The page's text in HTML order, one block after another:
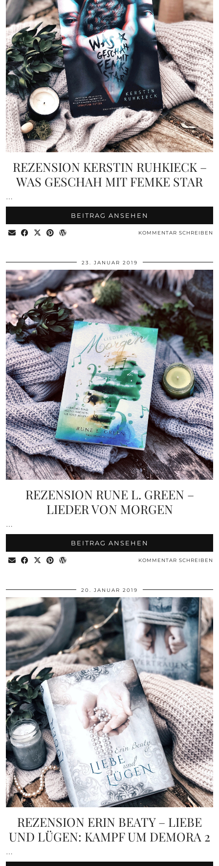
REZENSION KERSTIN RUHKIECK –
WAS GESCHAH MIT FEMKE STAR
…
BEITRAG ANSEHEN
KOMMENTAR SCHREIBEN
23. JANUAR 2019
REZENSION RUNE L. GREEN –
LIEDER VON MORGEN
…
BEITRAG ANSEHEN
KOMMENTAR SCHREIBEN
20. JANUAR 2019
REZENSION ERIN BEATY – LIEBE
UND LÜGEN: KAMPF UM DEMORA 2
…